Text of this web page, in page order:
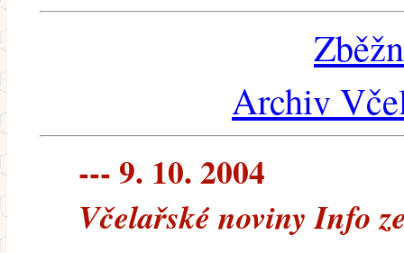
Archiv
--- 9. 10. 2004
Včelařské noviny Info